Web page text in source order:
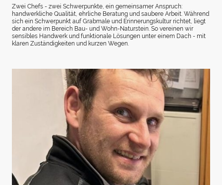
Zwei Chefs - zwei Schwerpunkte, ein gemeinsamer Anspruch:
handwerkliche Qualität, ehrliche Beratung und saubere Arbeit. Während
sich ein Schwerpunkt auf Grabmale und Erinnerungskultur richtet, liegt
der andere im Bereich Bau- und Wohn-Naturstein. So vereinen wir
sensibles Handwerk und funktionale Lösungen unter einem Dach - mit
klaren Zuständigkeiten und kurzen Wegen.